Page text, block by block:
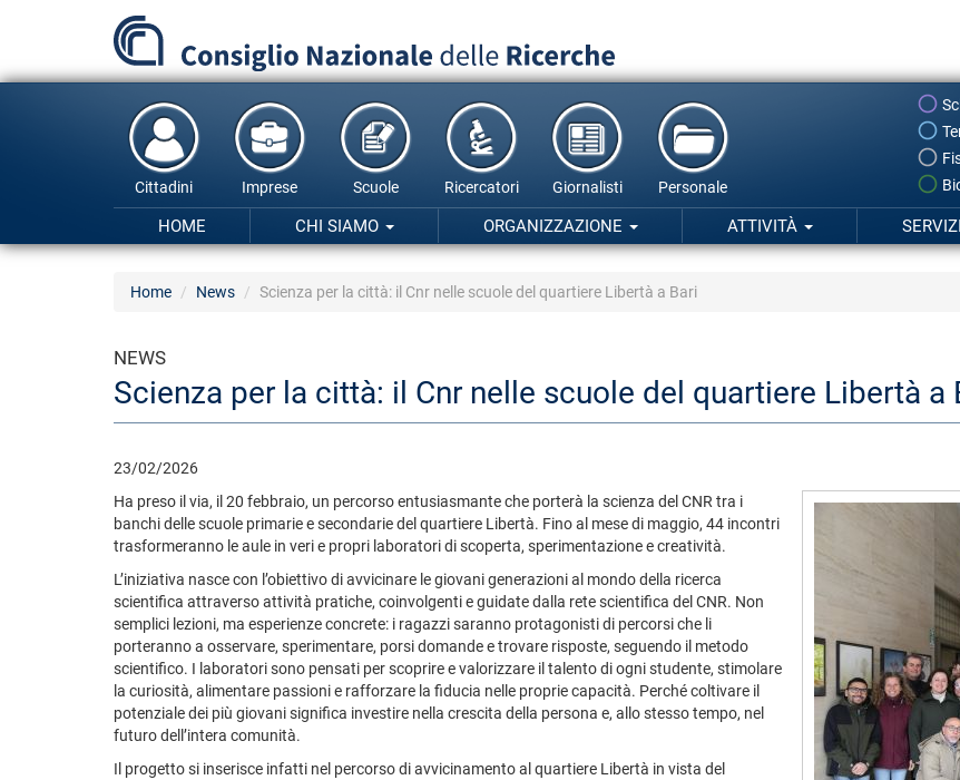
principale
Cittadini Imprese Scuole Ricercatori Giornalisti Personale
HOME CHI SIAMO ORGANIZZAZIONE ATTIVITÀ
Home News Scienza per la città: il Cnr nelle scuole del quartiere Libertà a Bari
NEWS
Scienza per la città: il Cnr nelle scuole del quartiere Libertà a
23/02/2026
Ha preso il via, il 20 febbraio, un percorso entusiasmante che porterà la scienza del CNR tra i
banchi delle scuole primarie e secondarie del quartiere Libertà. Fino al mese di maggio, 44 incontri
trasformeranno le aule in veri e propri laboratori di scoperta, sperimentazione e creatività.
L’iniziativa nasce con l’obiettivo di avvicinare le giovani generazioni al mondo della ricerca
scientifica attraverso attività pratiche, coinvolgenti e guidate dalla rete scientifica del CNR. Non
semplici lezioni, ma esperienze concrete: i ragazzi saranno protagonisti di percorsi che li
porteranno a osservare, sperimentare, porsi domande e trovare risposte, seguendo il metodo
scientifico. I laboratori sono pensati per scoprire e valorizzare il talento di ogni studente, stimolare
la curiosità, alimentare passioni e rafforzare la fiducia nelle proprie capacità. Perché coltivare il
potenziale dei più giovani significa investire nella crescita della persona e, allo stesso tempo, nel
futuro dell’intera comunità.
Il progetto si inserisce infatti nel percorso di avvicinamento al quartiere Libertà in vista del